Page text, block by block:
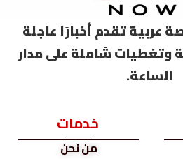
عربية تقدم أخبارًا عاجلة
وتغطيات شاملة على مدار
الساعة.
خدمات
من نحن